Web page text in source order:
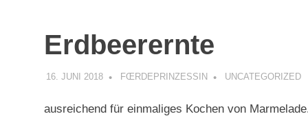
Erdbeerernte
16. JUNI 2018 FŒRDEPRINZESSIN UNCATEGORIZED
ausreichend für einmaliges Kochen von